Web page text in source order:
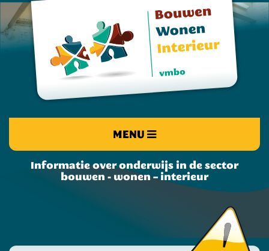
MENU
Informatie over onderwijs in de sector
bouwen - wonen – interieur